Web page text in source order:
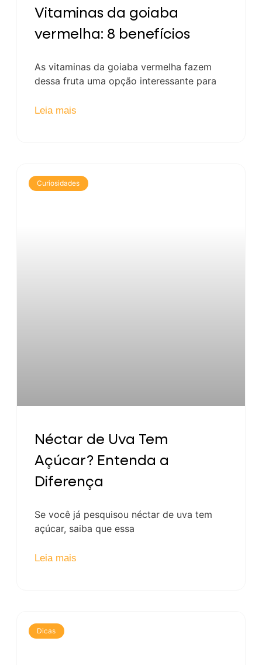
Vitaminas da goiaba
vermelha: 8 benefícios
As vitaminas da goiaba vermelha fazem
dessa fruta uma opção interessante para
Leia mais
Curiosidades
Néctar de Uva Tem
Açúcar? Entenda a
Diferença
Se você já pesquisou néctar de uva tem
açúcar, saiba que essa
Leia mais
Dicas